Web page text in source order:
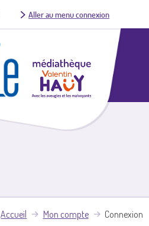
Aller au menu connexion
Accueil Mon compte Connexion